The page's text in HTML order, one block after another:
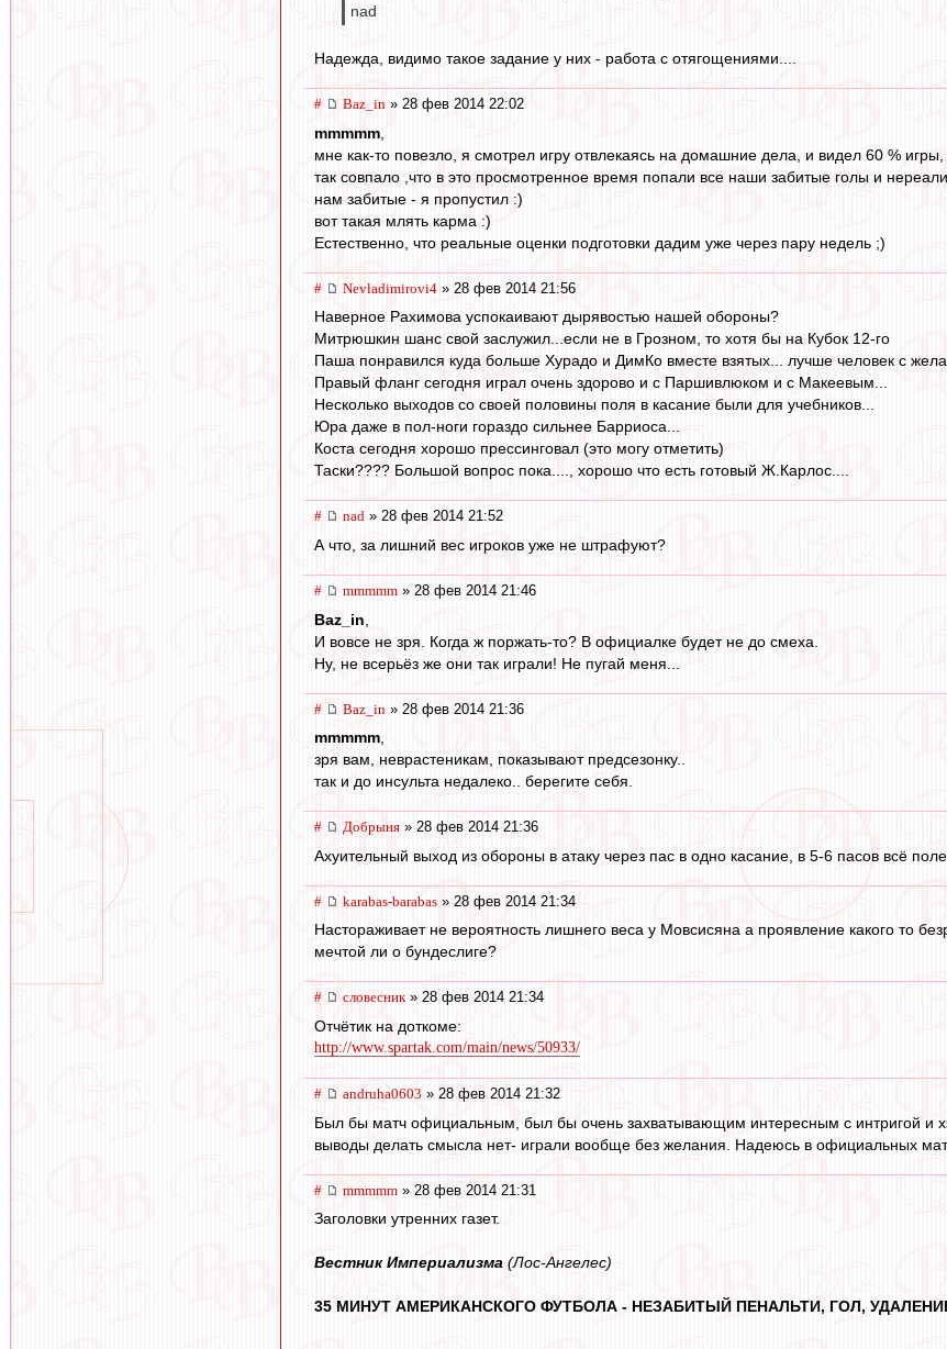
nad
Надежда, видимо такое задание у них - работа с отягощениями....
# Baz_in » 28 фев 2014 22:02
mmmmm
мне как-то повезло, я смотрел игру отвлекаясь на домашние дела, и видел 60 % игры,
так совпало ,что в это просмотренное время попали все наши забитые голы и
нам забитые - я пропустил :)
вот такая млять карма :)
Естественно, что реальные оценки подготовки дадим уже через пару недель ;)
# Nevladimirovi4 » 28 фев 2014 21:56
Наверное Рахимова успокаивают дырявостью нашей обороны?
Митрюшкин шанс свой заслужил...если не в Грозном, то хотя бы на Кубок 12-го
Паша понравился куда больше Хурадо и ДимКо вместе взятых... лучше человек с
Правый фланг сегодня играл очень здорово и с Паршивлюком и с Макеевым...
Несколько выходов со своей половины поля в касание были для учебников...
Юра даже в пол-ноги гораздо сильнее Барриоса...
Коста сегодня хорошо прессинговал (это могу отметить)
Таски???? Большой вопрос пока...., хорошо что есть готовый Ж.Карлос....
# nad » 28 фев 2014 21:52
А что, за лишний вес игроков уже не штрафуют?
# mmmmm » 28 фев 2014 21:46
Baz_in
И вовсе не зря. Когда ж поржать-то? В официалке будет не до смеха.
Ну, не всерьёз же они так играли! Не пугай меня...
# Baz_in » 28 фев 2014 21:36
mmmmm
зря вам, неврастеникам, показывают предсезонку..
так и до инсульта недалеко.. берегите себя.
# Добрыня » 28 фев 2014 21:36
Ахуительный выход из обороны в атаку через пас в одно касание, в 5-6 пасов всё
# karabas-barabas » 28 фев 2014 21:34
Настораживает не вероятность лишнего веса у Мовсисяна а проявление какого то
мечтой ли о бундеслиге?
# словесник» 28 фев 2014 21:34
Отчётик на доткоме:
http://www.spartak.com/main/news/50933/
# andruha0603 » 28 фев 2014 21:32
Был бы матч официальным, был бы очень захватывающим интересным с интригой и
выводы делать смысла нет- играли вообще без желания. Надеюсь в официальных
# mmmmm » 28 фев 2014 21:31
Заголовки утренних газет.
Вестник Империализма (Лос-Ангелес)
35 МИНУТ АМЕРИКАНСКОГО ФУТБОЛА - НЕЗАБИТЫЙ ПЕНАЛЬТИ, ГОЛ,